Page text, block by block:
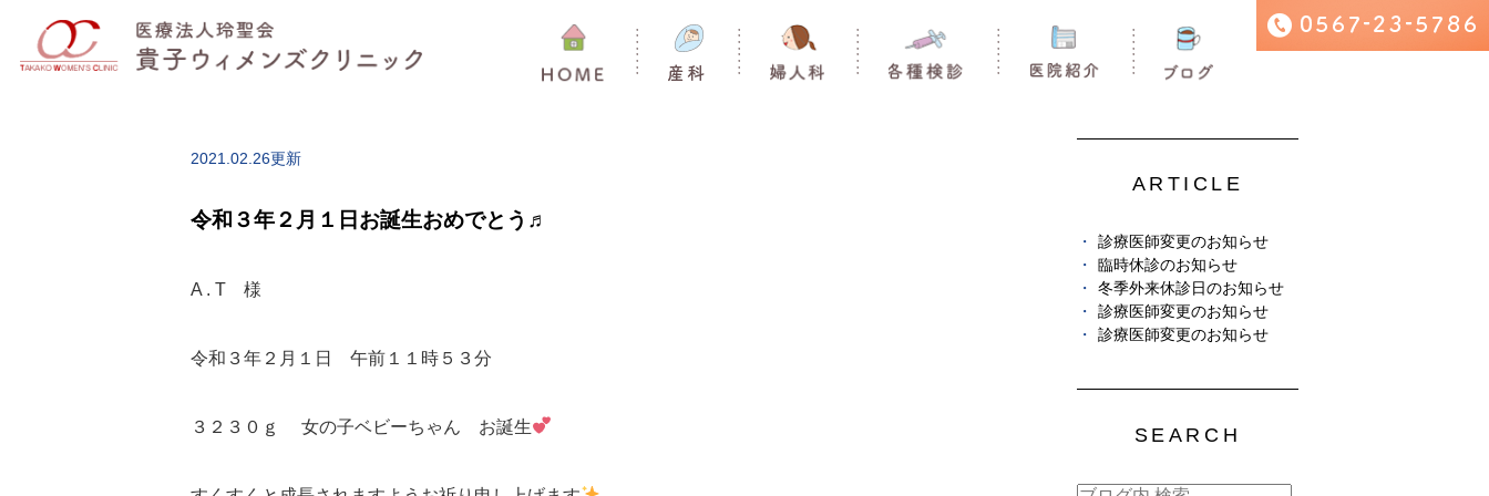
2021.02.26更新
令和３年２月１日お誕生おめでとう♬
A . T 様
令和３年２月１日 午前１１時５３分
３２３０ｇ 女の子ベビーちゃん お誕生
ARTICLE
診療医師変更のお知らせ
臨時休診のお知らせ
冬季外来休診日のお知らせ
診療医師変更のお知らせ
診療医師変更のお知らせ
SEARCH